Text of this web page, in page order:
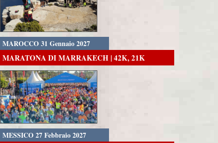
MAROCCO 31 Gennaio 2027
MARATONA DI MARRAKECH | 42K, 21K
MESSICO 27 Febbraio 2027